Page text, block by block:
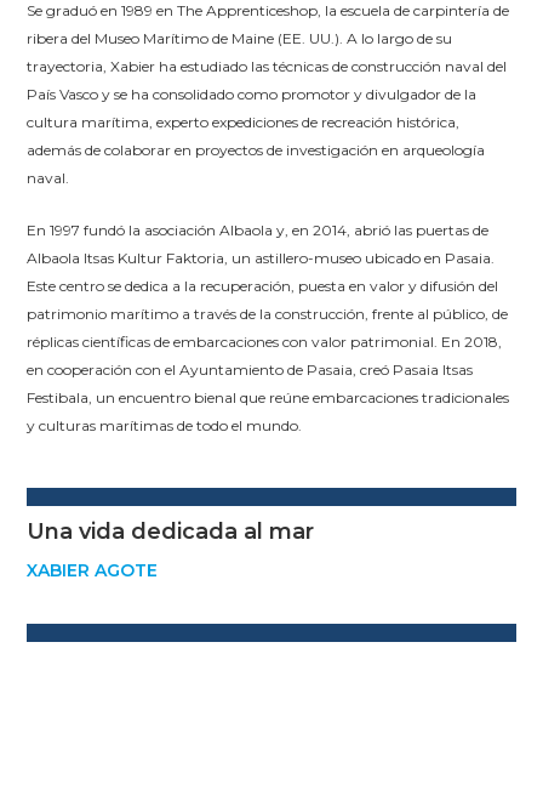
Se graduó en 1989 en The Apprenticeshop, la escuela de carpintería de
ribera del Museo Marítimo de Maine (EE. UU.). A lo largo de su
trayectoria, Xabier ha estudiado las técnicas de construcción naval del
País Vasco y se ha consolidado como promotor y divulgador de la
cultura marítima, experto expediciones de recreación histórica,
además de colaborar en proyectos de investigación en arqueología
naval.
En 1997 fundó la asociación Albaola y, en 2014, abrió las puertas de
Albaola Itsas Kultur Faktoria, un astillero-museo ubicado en Pasaia.
Este centro se dedica a la recuperación, puesta en valor y difusión del
patrimonio marítimo a través de la construcción, frente al público, de
réplicas científicas de embarcaciones con valor patrimonial. En 2018,
en cooperación con el Ayuntamiento de Pasaia, creó Pasaia Itsas
Festibala, un encuentro bienal que reúne embarcaciones tradicionales
y culturas marítimas de todo el mundo.
Una vida dedicada al mar
XABIER AGOTE